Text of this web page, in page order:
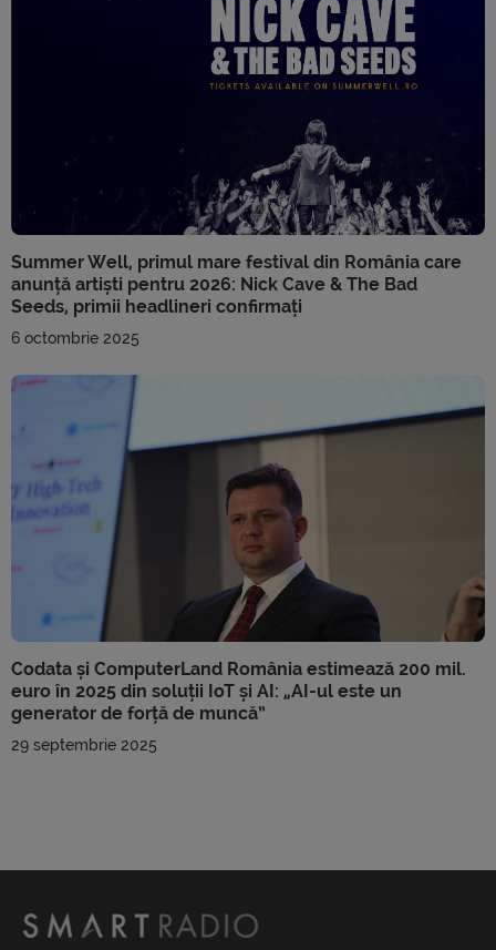
Summer Well, primul mare festival din România care
anunță artiști pentru 2026: Nick Cave & The Bad
Seeds, primii headlineri confirmați
6 octombrie 2025
Codata și ComputerLand România estimează 200 mil.
euro în 2025 din soluții IoT și AI: „AI-ul este un
generator de forță de muncă”
29 septembrie 2025